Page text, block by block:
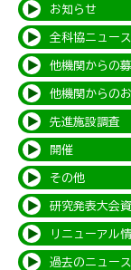
お知らせ
全科協ニュース
他機関からの
他機関からの
先進施設調査
開催
その他
研究発表大会
リニューアル
過去のニュース